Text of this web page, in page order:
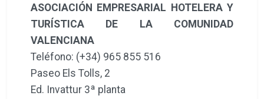
ASOCIACIÓN EMPRESARIAL HOTELERA Y
TURÍSTICA DE LA COMUNIDAD
VALENCIANA
Teléfono: (+34) 965 855 516
Paseo Els Tolls, 2
Ed. Invattur 3ª planta